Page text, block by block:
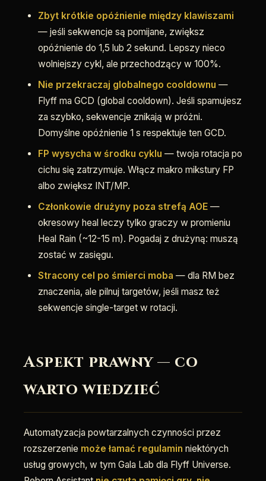
Zbyt krótkie opóźnienie między klawiszami
— jeśli sekwencje są pomijane, zwiększ
opóźnienie do 1,5 lub 2 sekund. Lepszy nieco
wolniejszy cykl, ale przechodzący w 100%.
Nie przekraczaj globalnego cooldownu —
Flyff ma GCD (global cooldown). Jeśli spamujesz
za szybko, sekwencje znikają w próżni.
Domyślne opóźnienie 1 s respektuje ten GCD.
FP wysycha w środku cyklu — twoja rotacja po
cichu się zatrzymuje. Włącz makro mikstury FP
albo zwiększ INT/MP.
Członkowie drużyny poza strefą AOE —
okresowy heal leczy tylko graczy w promieniu
Heal Rain (~12-15 m). Pogadaj z drużyną: muszą
zostać w zasięgu.
Stracony cel po śmierci moba — dla RM bez
znaczenia, ale pilnuj targetów, jeśli masz też
sekwencje single-target w rotacji.
Aspekt prawny — co
warto wiedzieć
Automatyzacja powtarzalnych czynności przez
rozszerzenie może łamać regulamin niektórych
usług growych, w tym Gala Lab dla Flyff Universe.